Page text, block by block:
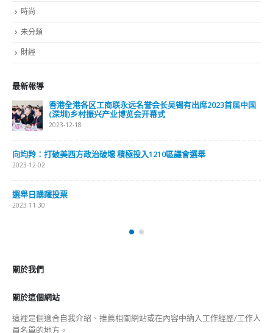
時尚
未分類
財經
最新報導
選舉日踴躍投票 文: 朱家健
2023-11-30
2023-11-30
2023-01-31
關於我們
關於這個網站
這裡是個適合自我介紹、推薦相關網站或在內容中納入工作經歷/工作人
員名單的地方。